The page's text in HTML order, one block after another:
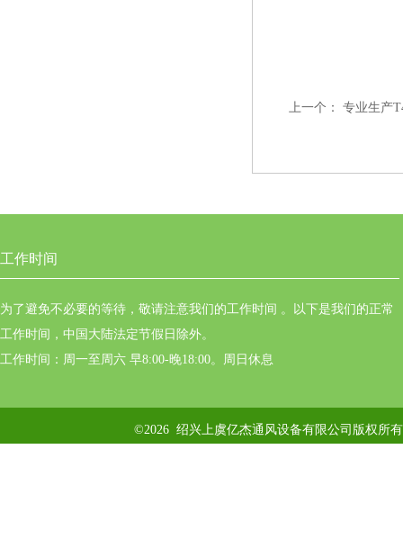
上一个： 专业生产
工作时间
为了避免不必要的等待，敬请注意我们的工作时间 。以下是我们的正常
工作时间，中国大陆法定节假日除外。
工作时间：周一至周六 早8:00-晚18:00。周日休息
©2026 绍兴上虞亿杰通风设备有限公司版权所有